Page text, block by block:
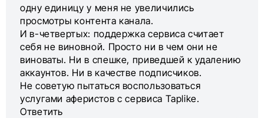
одну единицу у меня не увеличились
просмотры контента канала.
И в-четвертых: поддержка сервиса считает
себя не виновной. Просто ни в чем они не
виноваты. Ни в спешке, приведшей к удалению
аккаунтов. Ни в качестве подписчиков.
Не советую пытаться воспользоваться
услугами аферистов с сервиса Taplike.
Ответить